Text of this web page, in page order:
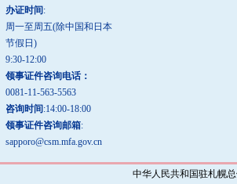
办证时间 :
周一至周五(除中国和日本
节假日)
9:30-12:00
领事证件咨询电话：
0081-11-563-5563
咨询时间 :14:00-18:00
领事证件咨询邮箱:
sapporo@csm.mfa.gov.cn
中华人民共和国驻札幌